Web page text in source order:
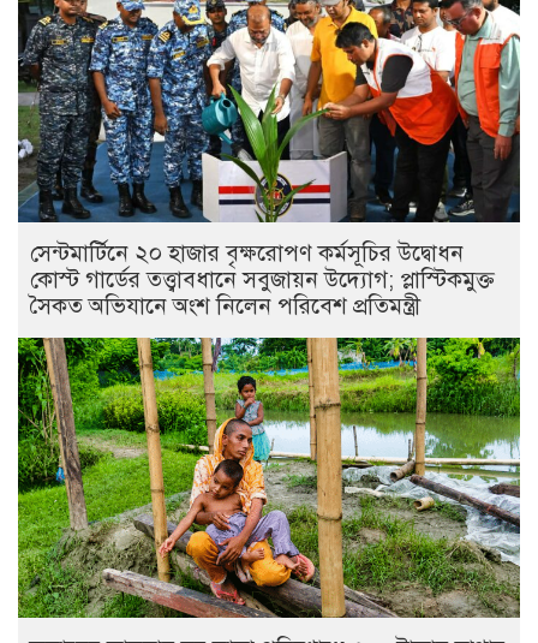
সেন্টমার্টিনে ২০ হাজার বৃক্ষরোপণ কর্মসূচির উদ্বোধন
কোস্ট গার্ডের তত্ত্বাবধানে সবুজায়ন উদ্যোগ; প্লাস্টিকমুক্ত
সৈকত অভিযানে অংশ নিলেন পরিবেশ প্রতিমন্ত্রী